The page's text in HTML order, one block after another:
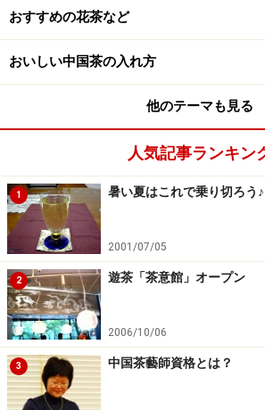
い。
1/2
おすすめの花茶など
おいしい中国茶の入れ方
他のテーマも見る
人気記事ランキン
1 暑い夏はこれで乗り切ろ
2001/07/05
2 遊茶「茶意館」オープン
2006/10/06
3 中国茶藝師資格とは？